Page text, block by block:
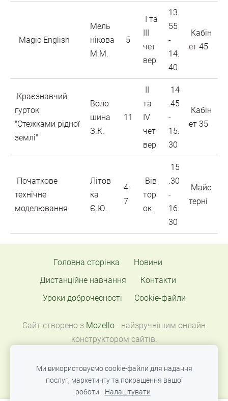
Magic English
Мель
нікова
М.М.
5
І та
ІІІ
чет
вер
13.
55
-
14.
40
Кабін
ет 45
Краєзнавчий
гурток
"Стежками рідної
землі"
Воло
шина
З.К.
11
ІІ
та
ІV
чет
вер
14
.45
-
15.
30
Кабін
ет 35
Початкове
технічне
моделювання
Літов
ка
Є.Ю.
4-
7
Вів
тор
ок
15
.30
-
16.
30
Майс
терні
Головна сторінка
Новини
Дистанційне навчання
Контакти
Уроки доброчесності
Cookie-файли
Сайт створено з Mozello - найзручнішим онлайн
конструктором сайтів.
Ми використовуємо cookie-файли для надання
послуг, маркетингу та покращення вашої
роботи. Налаштувати